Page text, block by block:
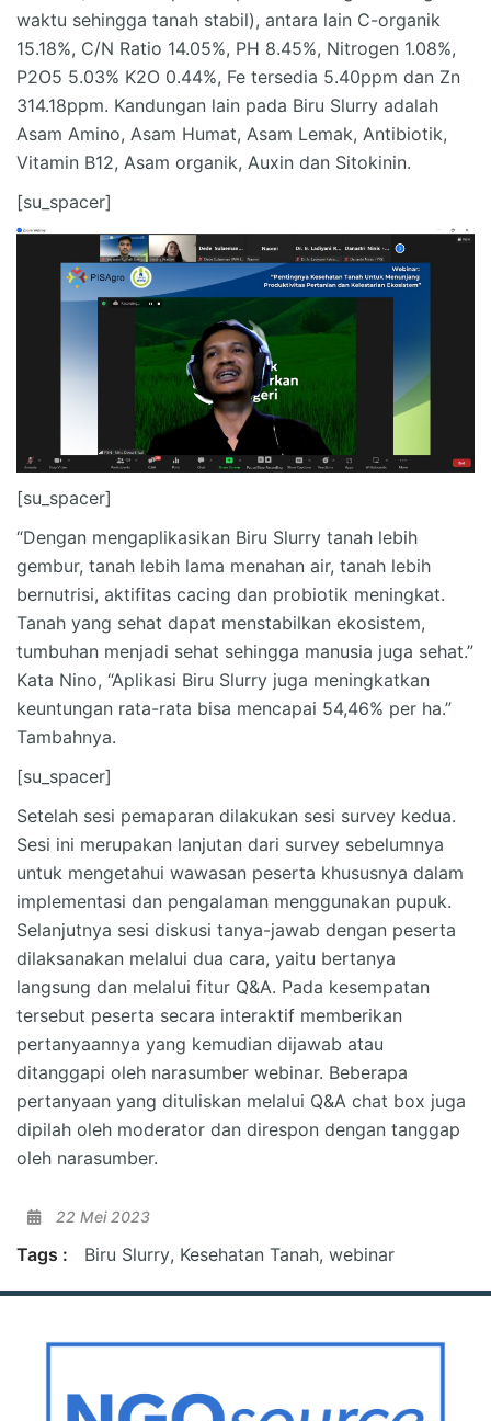
waktu sehingga tanah stabil), antara lain C-organik
15.18%, C/N Ratio 14.05%, PH 8.45%, Nitrogen 1.08%,
P2O5 5.03% K2O 0.44%, Fe tersedia 5.40ppm dan Zn
314.18ppm. Kandungan lain pada Biru Slurry adalah
Asam Amino, Asam Humat, Asam Lemak, Antibiotik,
Vitamin B12, Asam organik, Auxin dan Sitokinin.
[su_spacer]
[su_spacer]
“Dengan mengaplikasikan Biru Slurry tanah lebih
gembur, tanah lebih lama menahan air, tanah lebih
bernutrisi, aktifitas cacing dan probiotik meningkat.
Tanah yang sehat dapat menstabilkan ekosistem,
tumbuhan menjadi sehat sehingga manusia juga sehat.”
Kata Nino, “Aplikasi Biru Slurry juga meningkatkan
keuntungan rata-rata bisa mencapai 54,46% per ha.”
Tambahnya.
[su_spacer]
Setelah sesi pemaparan dilakukan sesi survey kedua.
Sesi ini merupakan lanjutan dari survey sebelumnya
untuk mengetahui wawasan peserta khususnya dalam
implementasi dan pengalaman menggunakan pupuk.
Selanjutnya sesi diskusi tanya-jawab dengan peserta
dilaksanakan melalui dua cara, yaitu bertanya
langsung dan melalui fitur Q&A. Pada kesempatan
tersebut peserta secara interaktif memberikan
pertanyaannya yang kemudian dijawab atau
ditanggapi oleh narasumber webinar. Beberapa
pertanyaan yang dituliskan melalui Q&A chat box juga
dipilah oleh moderator dan direspon dengan tanggap
oleh narasumber.
22 Mei 2023
Tags : Biru Slurry, Kesehatan Tanah, webinar